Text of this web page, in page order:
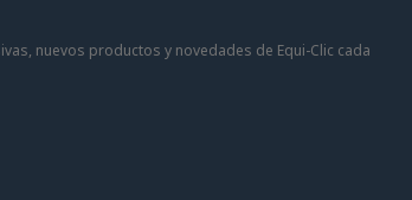
nuevos productos y novedades de Equi-Clic cada